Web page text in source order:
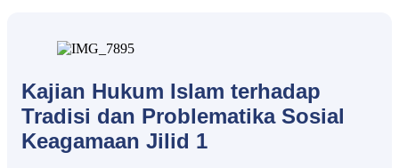
Kajian Hukum Islam terhadap
Tradisi dan Problematika Sosial
Keagamaan Jilid 1